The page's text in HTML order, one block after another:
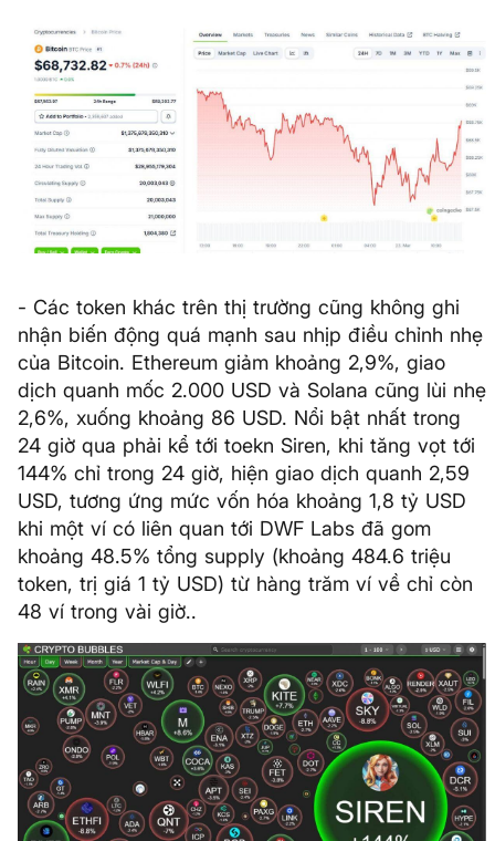
- Các token khác trên thị trường cũng không ghi
nhận biến động quá mạnh sau nhịp điều chỉnh nhẹ
của Bitcoin. Ethereum giảm khoảng 2,9%, giao
dịch quanh mốc 2.000 USD và Solana cũng lùi nhẹ
2,6%, xuống khoảng 86 USD. Nổi bật nhất trong
24 giờ qua phải kể tới toekn Siren, khi tăng vọt tới
144% chỉ trong 24 giờ, hiện giao dịch quanh 2,59
USD, tương ứng mức vốn hóa khoảng 1,8 tỷ USD
khi một ví có liên quan tới DWF Labs đã gom
khoảng 48.5% tổng supply (khoảng 484.6 triệu
token, trị giá 1 tỷ USD) từ hàng trăm ví về chỉ còn
48 ví trong vài giờ..